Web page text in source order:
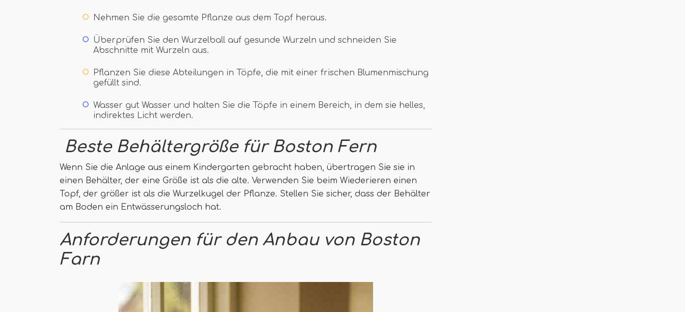
Nehmen Sie die gesamte Pflanze aus dem Topf heraus.
Überprüfen Sie den Wurzelball auf gesunde Wurzeln und schneiden Sie
Abschnitte mit Wurzeln aus.
Pflanzen Sie diese Abteilungen in Töpfe, die mit einer frischen Blumenmischung
gefüllt sind.
Wasser gut Wasser und halten Sie die Töpfe in einem Bereich, in dem sie helles,
indirektes Licht werden.
Beste Behältergröße für Boston Fern
Wenn Sie die Anlage aus einem Kindergarten gebracht haben, übertragen Sie sie in
einen Behälter, der eine Größe ist als die alte. Verwenden Sie beim Wiederieren einen
Topf, der größer ist als die Wurzelkugel der Pflanze. Stellen Sie sicher, dass der Behälter
am Boden ein Entwässerungsloch hat.
Anforderungen für den Anbau von Boston
Farn